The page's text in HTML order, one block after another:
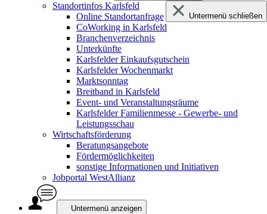
Untermenü schließen
Standortinfos Karlsfeld
Online Standortanfrage
CoWorking in Karlsfeld
Branchenverzeichnis
Unterkünfte
Karlsfelder Einkaufsgutschein
Karlsfelder Wochenmarkt
Marktsonntag
Breitband in Karlsfeld
Event- und Veranstaltungsräume
Karlsfelder Familienmesse - Gewerbe- und
Leistungsschau
Wirtschaftsförderung
Beratungsangebote
Fördermöglichkeiten
sonstige Informationen und Initiativen
Jobportal WestAllianz
Untermenü anzeigen